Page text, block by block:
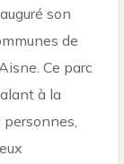
son
de
Ce parc
à la